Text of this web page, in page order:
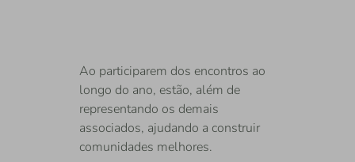
Ao participarem dos encontros ao
longo do ano, estão, além de
representando os demais
associados, ajudando a construir
comunidades melhores.